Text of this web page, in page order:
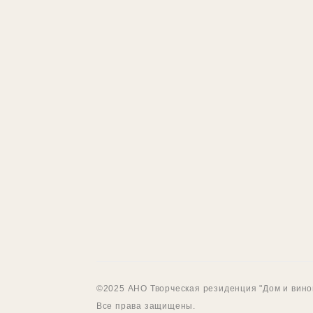
©2025 АНО Творческая резиденция "Дом и
Все права защищены.